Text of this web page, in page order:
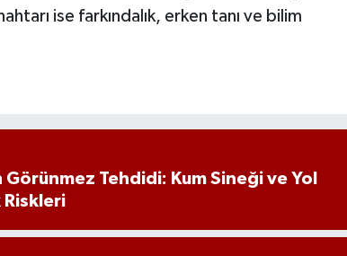
ise farkındalık, erken tanı ve bilim
Görünmez Tehdidi: Kum Sineği ve Yol
Riskleri